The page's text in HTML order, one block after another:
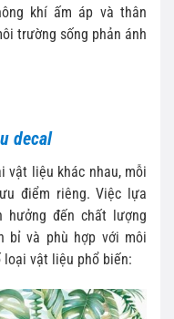
khí ấm áp và thân
trường sống phản ánh
decal
vật liệu khác nhau, mỗi
điểm riêng. Việc lựa
hưởng đến chất lượng
bỉ và phù hợp với môi
vật liệu phổ biến: